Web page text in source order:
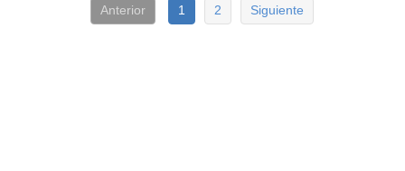
Anterior 1 2 Siguiente